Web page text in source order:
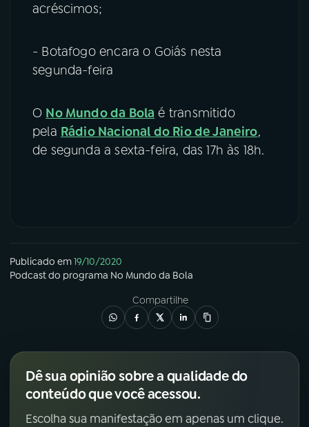
acréscimos;
- Botafogo encara o Goiás nesta
segunda-feira
O No Mundo da Bola é transmitido
pela Rádio Nacional do Rio de Janeiro,
de segunda a sexta-feira, das 17h às 18h.
Publicado em19/10/2020
Podcastdo programa No Mundo da Bola
Compartilhe
Dê sua opinião sobre a qualidade do
conteúdo que você acessou.
Escolha sua manifestação em apenas um clique.